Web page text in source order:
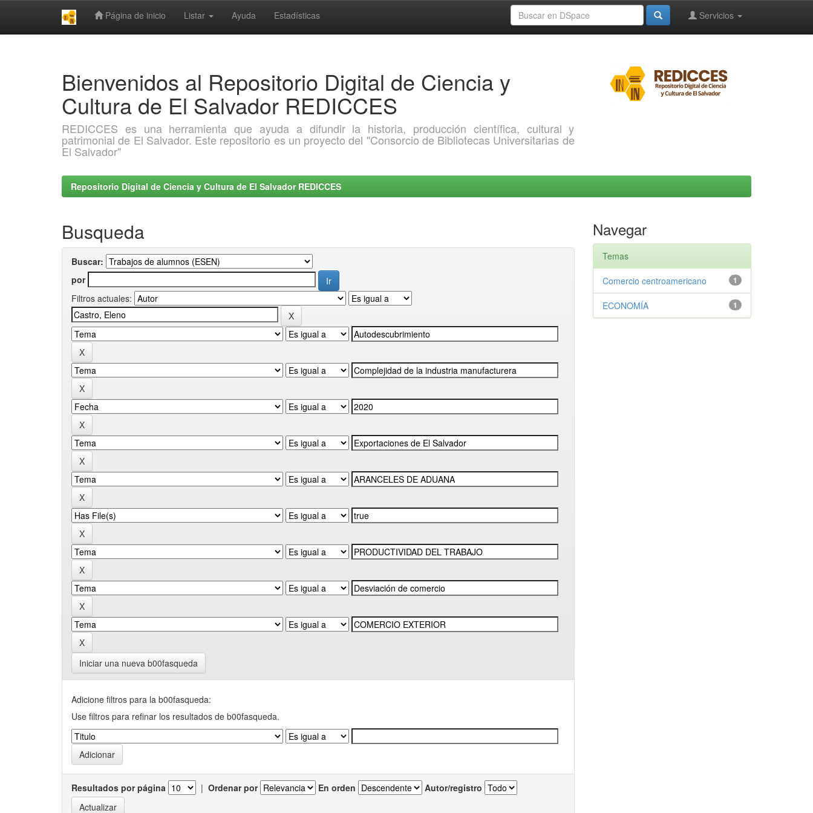
Página de inicio Listar Ayuda Estadísticas Servicios
Bienvenidos al Repositorio Digital de Ciencia y
Cultura de El Salvador REDICCES
REDICCES es una herramienta que ayuda a difundir la historia, producción científica, cultural y
patrimonial de El Salvador. Este repositorio es un proyecto del "Consorcio de Bibliotecas Universitarias de
El Salvador"
Repositorio Digital de Ciencia y Cultura de El Salvador REDICCES
Busqueda
Buscar:
por
Filtros actuales:
Iniciar una nueva b00fasqueda
Adicione filtros para la b00fasqueda:
Use filtros para refinar los resultados de b00fasqueda.
Resultados por página | Ordenar por En orden Autor/registro
Navegar
Temas
1
Comercio centroamericano
1
ECONOMÍA